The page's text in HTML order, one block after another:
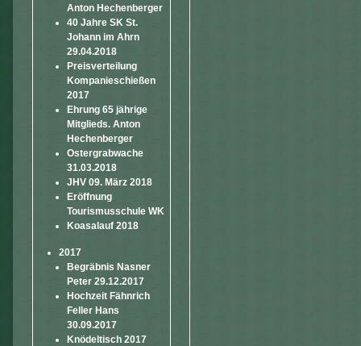
Anton Hechenberger
40 Jahre SK St.
Johann im Ahrn
29.04.2018
Preisverteilung
Kompanieschießen
2017
Ehrung 65 jährige
Mitglieds. Anton
Hechenberger
Ostergrabwache
31.03.2018
JHV 09. März 2018
Eröffnung
Tourismusschule WK
Koasalauf 2018
2017
Begräbnis Nasner
Peter 29.12.2017
Hochzeit Fähnrich
Feller Hans
30.09.2017
Knödeltisch 2017